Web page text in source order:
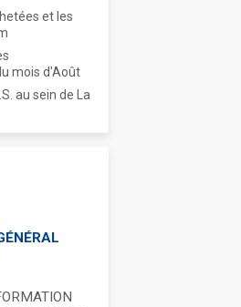
et les
mois d'Août
au sein de La